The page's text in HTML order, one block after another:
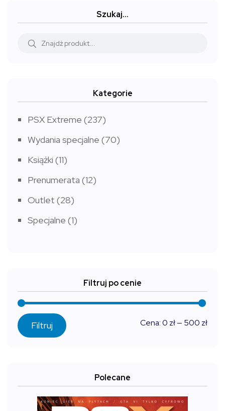
Szukaj…
Kategorie
PSX Extreme (237)
Wydania specjalne (70)
Książki (11)
Prenumerata (12)
Outlet (28)
Specjalne (1)
Filtruj po cenie
Filtruj Cena:0 zł— 500 zł
Polecane